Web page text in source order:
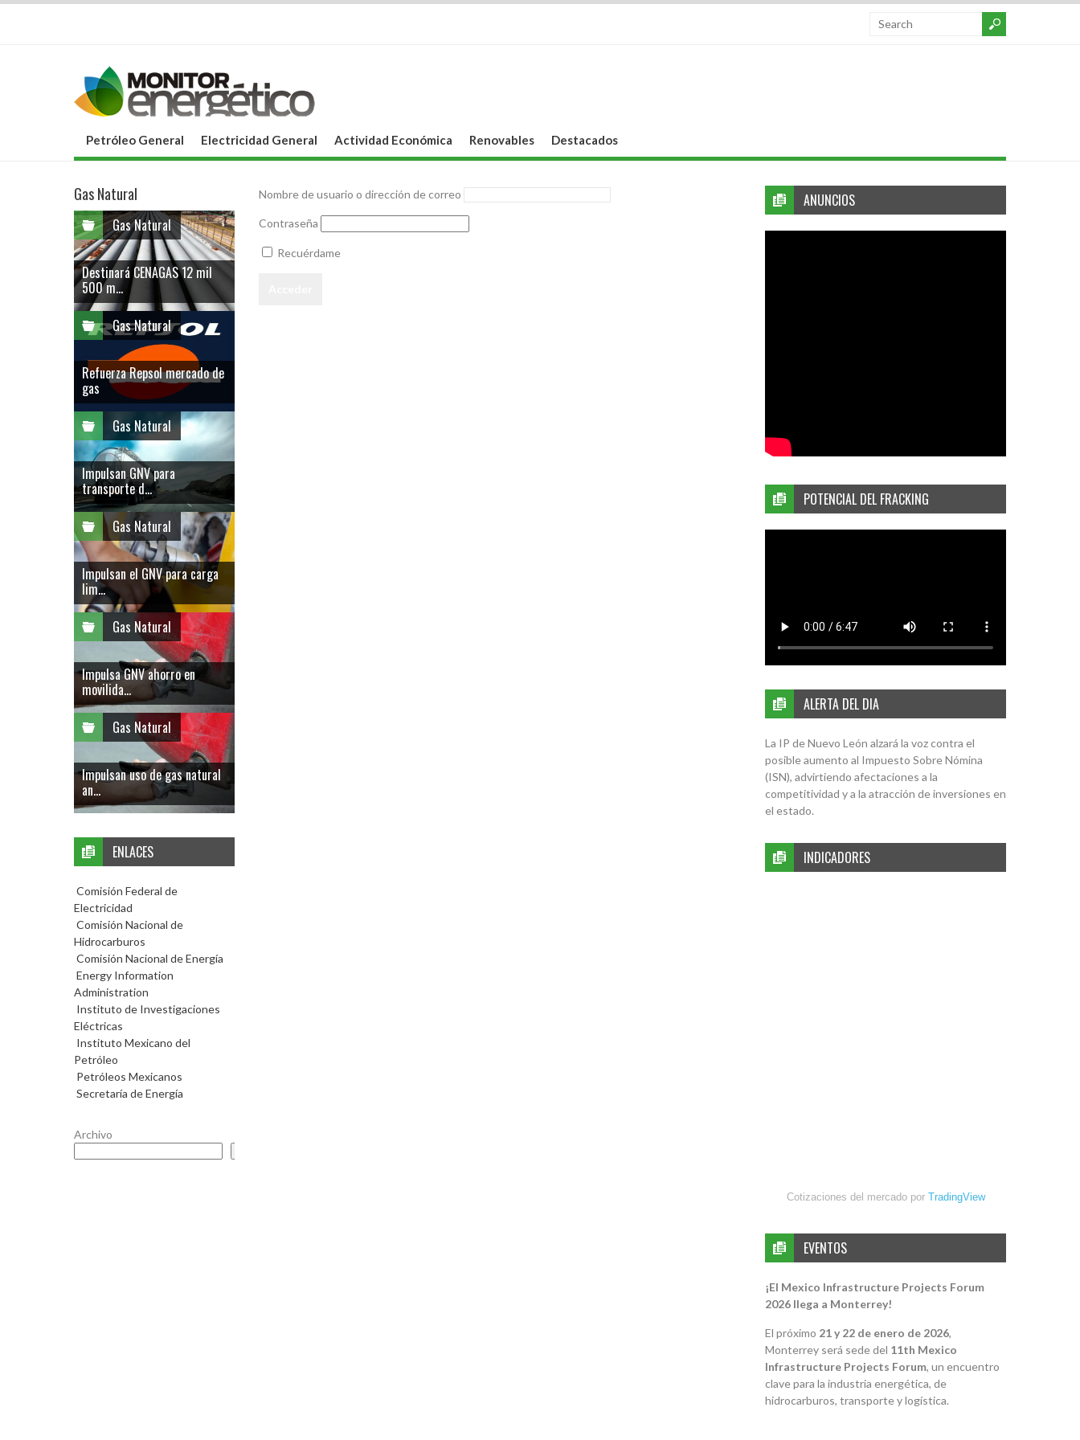
Petróleo General Electricidad General Actividad Económica Renovables Destacados
Nombre de usuario o dirección de correo
Contraseña
Recuérdame
ANUNCIOS
POTENCIAL DEL FRACKING
ALERTA DEL DIA
La IP de Nuevo León alzará la voz contra el
posible aumento al Impuesto Sobre Nómina
(ISN), advirtiendo afectaciones a la
competitividad y a la atracción de inversiones en
el estado.
INDICADORES
Cotizaciones del mercado por TradingView
EVENTOS
¡El Mexico Infrastructure Projects Forum
2026 llega a Monterrey!
El próximo 21 y 22 de enero de 2026,
Monterrey será sede del 11th Mexico
Infrastructure Projects Forum, un encuentro
clave para la industria energética, de
hidrocarburos, transporte y logística.
Gas Natural
Gas Natural
Destinará CENAGAS 12 mil
500 m...
Gas Natural
Refuerza Repsol mercado de
gas
Gas Natural
Impulsan GNV para
transporte d...
Gas Natural
Impulsan el GNV para carga
lim...
Gas Natural
Impulsa GNV ahorro en
movilida...
Gas Natural
Impulsan uso de gas natural
an...
ENLACES
Comisión Federal de
Electricidad
Comisión Nacional de
Hidrocarburos
Comisión Nacional de Energía
Energy Information
Administration
Instituto de Investigaciones
Eléctricas
Instituto Mexicano del
Petróleo
Petróleos Mexicanos
Secretaría de Energía
Archivo